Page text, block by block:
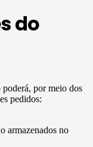
do
poderá, por meio dos
pedidos:
armazenados no